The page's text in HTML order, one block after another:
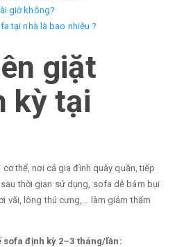
giờ không?
tại nhà là bao nhiêu ?
giặt
kỳ tại
thể, nơi cả gia đình quây quần, tiếp
sau thời gian sử dụng, sofa dễ bám bụi
vãi, lông thú cưng,… làm giảm thẩm
sofa định kỳ 2–3 tháng/lần: